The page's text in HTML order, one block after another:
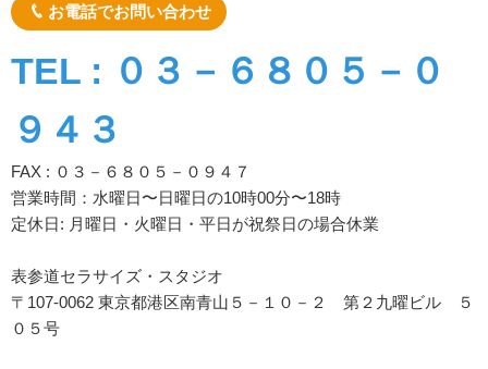
お電話でお問い合わせ
TEL : ０３－６８０５－０
９４３
FAX : ０３－６８０５－０９４７
営業時間：水曜日〜日曜日の10時00分〜18時
定休日: 月曜日・火曜日・平日が祝祭日の場合休業
表参道セラサイズ・スタジオ
〒107-0062 東京都港区南青山５－１０－２ 第２九曜ビル ５
０５号